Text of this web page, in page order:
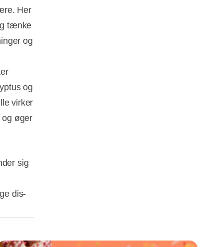
Her
tænke
og
og
virker
og øger
sig
dis-